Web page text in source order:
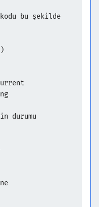
bu şekilde
durumu